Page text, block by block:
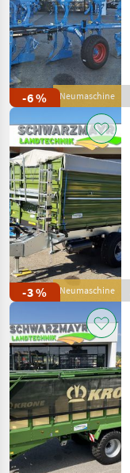
-6 % Neumaschine
-3 % Neumaschine